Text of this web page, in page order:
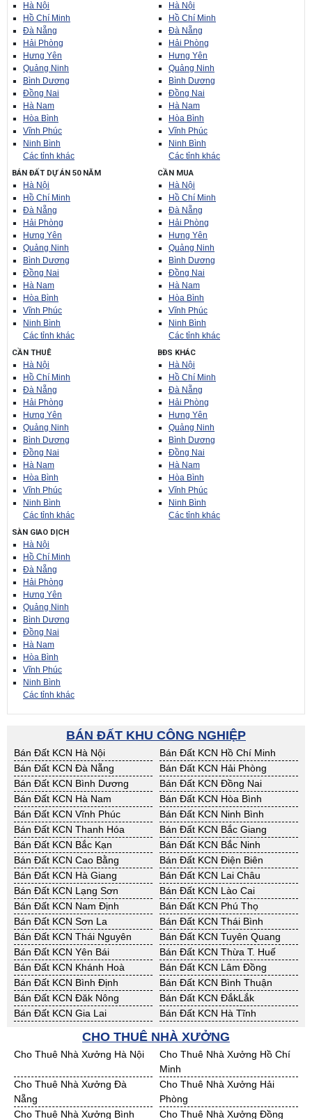
Hà Nội
Hồ Chí Minh
Đà Nẵng
Hải Phòng
Hưng Yên
Quảng Ninh
Bình Dương
Đồng Nai
Hà Nam
Hòa Bình
Vĩnh Phúc
Ninh Bình
Các tỉnh khác
Hà Nội
Hồ Chí Minh
Đà Nẵng
Hải Phòng
Hưng Yên
Quảng Ninh
Bình Dương
Đồng Nai
Hà Nam
Hòa Bình
Vĩnh Phúc
Ninh Bình
Các tỉnh khác
BÁN ĐẤT DỰ ÁN 50 NĂM
Hà Nội
Hồ Chí Minh
Đà Nẵng
Hải Phòng
Hưng Yên
Quảng Ninh
Bình Dương
Đồng Nai
Hà Nam
Hòa Bình
Vĩnh Phúc
Ninh Bình
Các tỉnh khác
CẦN MUA
Hà Nội
Hồ Chí Minh
Đà Nẵng
Hải Phòng
Hưng Yên
Quảng Ninh
Bình Dương
Đồng Nai
Hà Nam
Hòa Bình
Vĩnh Phúc
Ninh Bình
Các tỉnh khác
CẦN THUÊ
Hà Nội
Hồ Chí Minh
Đà Nẵng
Hải Phòng
Hưng Yên
Quảng Ninh
Bình Dương
Đồng Nai
Hà Nam
Hòa Bình
Vĩnh Phúc
Ninh Bình
Các tỉnh khác
BĐS KHÁC
Hà Nội
Hồ Chí Minh
Đà Nẵng
Hải Phòng
Hưng Yên
Quảng Ninh
Bình Dương
Đồng Nai
Hà Nam
Hòa Bình
Vĩnh Phúc
Ninh Bình
Các tỉnh khác
SÀN GIAO DỊCH
Hà Nội
Hồ Chí Minh
Đà Nẵng
Hải Phòng
Hưng Yên
Quảng Ninh
Bình Dương
Đồng Nai
Hà Nam
Hòa Bình
Vĩnh Phúc
Ninh Bình
Các tỉnh khác
BÁN ĐẤT KHU CÔNG NGHIỆP
Bán Đất KCN Hà Nội
Bán Đất KCN Hồ Chí Minh
Bán Đất KCN Đà Nẵng
Bán Đất KCN Hải Phòng
Bán Đất KCN Bình Dương
Bán Đất KCN Đồng Nai
Bán Đất KCN Hà Nam
Bán Đất KCN Hòa Bình
Bán Đất KCN Vĩnh Phúc
Bán Đất KCN Ninh Bình
Bán Đất KCN Thanh Hóa
Bán Đất KCN Bắc Giang
Bán Đất KCN Bắc Kạn
Bán Đất KCN Bắc Ninh
Bán Đất KCN Cao Bằng
Bán Đất KCN Điện Biên
Bán Đất KCN Hà Giang
Bán Đất KCN Lai Châu
Bán Đất KCN Lạng Sơn
Bán Đất KCN Lào Cai
Bán Đất KCN Nam Định
Bán Đất KCN Phú Thọ
Bán Đất KCN Sơn La
Bán Đất KCN Thái Bình
Bán Đất KCN Thái Nguyên
Bán Đất KCN Tuyên Quang
Bán Đất KCN Yên Bái
Bán Đất KCN Thừa T. Huế
Bán Đất KCN Khánh Hoà
Bán Đất KCN Lâm Đồng
Bán Đất KCN Bình Định
Bán Đất KCN Bình Thuận
Bán Đất KCN Đăk Nông
Bán Đất KCN ĐắkLắk
Bán Đất KCN Gia Lai
Bán Đất KCN Hà Tĩnh
Bán Đất KCN Nghệ An
Bán Đất KCN Ninh Thuận
Bán Đất KCN Phú Yên
Bán Đất KCN Quảng Bình
Bán Đất KCN Quảng Nam
Bán Đất KCN Quảng Ngãi
Bán Đất KCN Bà Rịa - VT
Bán Đất KCN Cần Thơ
Bán Đất KCN An Giang
Bán Đất KCN Bạc Liêu
Bán Đất KCN Bến Tre
CHO THUÊ NHÀ XƯỞNG
Cho Thuê Nhà Xưởng Hà Nội
Cho Thuê Nhà Xưởng Hồ Chí
Minh
Cho Thuê Nhà Xưởng Đà
Nẵng
Cho Thuê Nhà Xưởng Hải
Phòng
Cho Thuê Nhà Xưởng Bình
Cho Thuê Nhà Xưởng Đồng